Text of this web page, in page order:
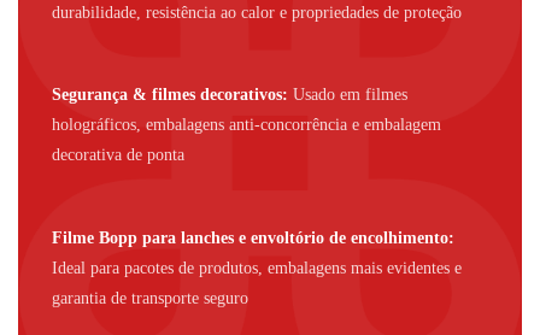
durabilidade, resistência ao calor e propriedades de proteção
Segurança & filmes decorativos:Usado em filmes
holográficos, embalagens anti-concorrência e embalagem
decorativa de ponta
Filme Bopp para lanches e envoltório de encolhimento:
Ideal para pacotes de produtos, embalagens mais evidentes e
garantia de transporte seguro